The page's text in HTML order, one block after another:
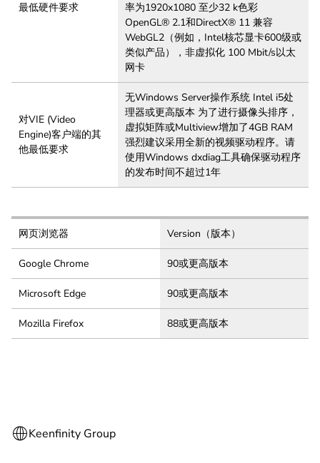
最低硬件要求
率为1920x1080 至少32 k色彩
OpenGL® 2.1和DirectX® 11 兼容
WebGL2（例如，Intel核芯显卡600级或
类似产品），非虚拟化 100 Mbit/s以太
网卡
对VIE (Video
Engine)客户端的其
他最低要求
无Windows Server操作系统 Intel i5处
理器或更高版本 为了进行摄像头排序，
虚拟矩阵或Multiview增加了4GB RAM
强烈建议采用全新的视频驱动程序。请
使用Windows dxdiag工具确保驱动程序
的发布时间不超过1年
网页浏览器 Version（版本）
Google Chrome 90或更高版本
Microsoft Edge 90或更高版本
Mozilla Firefox 88或更高版本